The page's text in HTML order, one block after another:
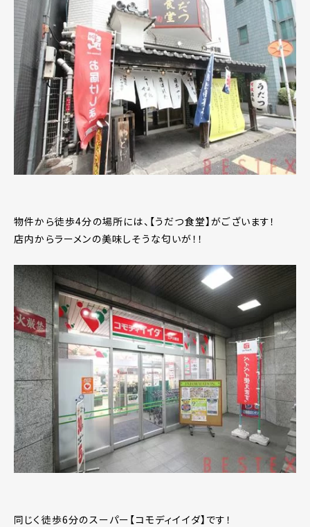
物件から徒歩4分の場所には、【うだつ食堂】がございます！
店内からラーメンの美味しそうな匂いが！！
同じく徒歩6分のスーパー【コモディイイダ】です！